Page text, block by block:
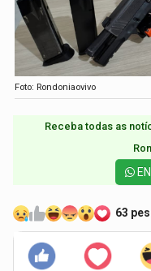
Foto: Rondoniaovivo
Receba todas as
63